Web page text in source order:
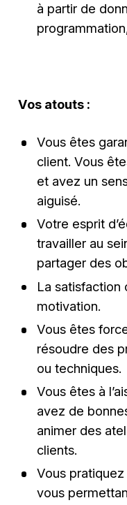
à partir de
Vos atouts :
Vous êtes
client. Vous
et avez un
aiguisé.
Votre esprit
travailler au
partager des
La satisfaction
motivation.
Vous êtes
résoudre des
ou techniques.
Vous êtes à
avez de
animer des
clients.
Vous
vous